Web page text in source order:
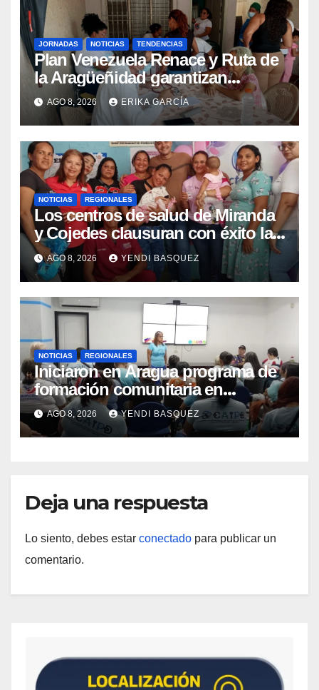
JORNADAS NOTICIAS TENDENCIAS
Plan Venezuela Renace y Ruta de
la Aragüeñidad garantizan
atención médica integral en
Aragua
AGO 8, 2026 ERIKA GARCÍA
NOTICIAS REGIONALES
Los centros de salud de Miranda
y Cojedes clausuran con éxito la
Semana Mundial de la Lactancia
Materna
AGO 8, 2026 YENDI BASQUEZ
NOTICIAS REGIONALES
Iniciaron en Aragua programa de
formación comunitaria en
atención a personas con
discapacidad
AGO 8, 2026 YENDI BASQUEZ
Deja una respuesta
Lo siento, debes estar conectado para publicar un
comentario.